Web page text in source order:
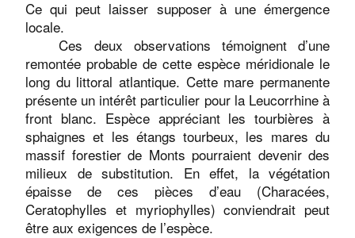
Ce qui peut laisser supposer à une émergence
locale.
Ces deux observations témoignent d’une
remontée probable de cette espèce méridionale le
long du littoral atlantique. Cette mare permanente
présente un intérêt particulier pour la Leucorrhine à
front blanc. Espèce appréciant les tourbières à
sphaignes et les étangs tourbeux, les mares du
massif forestier de Monts pourraient devenir des
milieux de substitution. En effet, la végétation
épaisse de ces pièces d’eau (Characées,
Ceratophylles et myriophylles) conviendrait peut
être aux exigences de l’espèce.